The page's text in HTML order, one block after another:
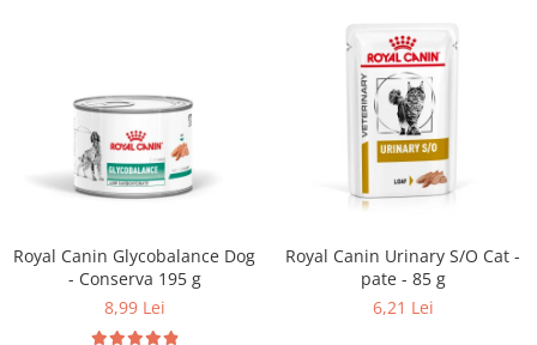
Royal Canin Glycobalance Dog
- Conserva 195 g
8,99 Lei
Royal Canin Urinary S/O Cat -
pate - 85 g
6,21 Lei